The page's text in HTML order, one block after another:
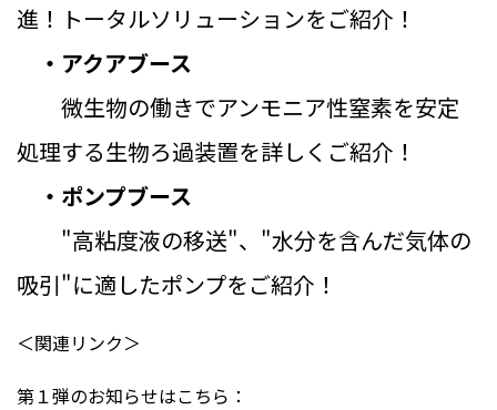
進！トータルソリューションをご紹介！
・アクアブース
微生物の働きでアンモニア性窒素を安定
処理する生物ろ過装置を詳しくご紹介！
・ポンプブース
"高粘度液の移送"、"水分を含んだ気体の
吸引"に適したポンプをご紹介！
＜関連リンク＞
第１弾のお知らせはこちら：